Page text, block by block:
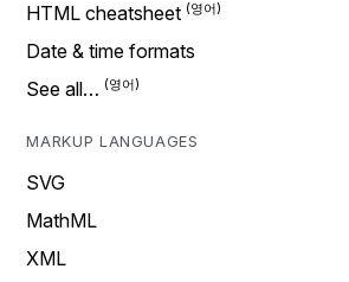
HTML cheatsheet
Date & time formats
See all…
MARKUP LANGUAGES
SVG
MathML
XML